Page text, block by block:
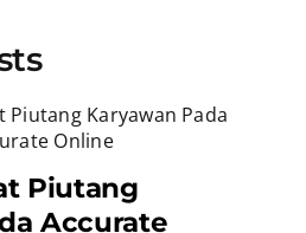
Piutang
Accurate